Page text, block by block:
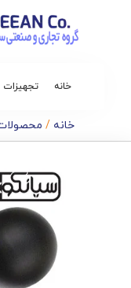
خانه تجهیزات
خانه /